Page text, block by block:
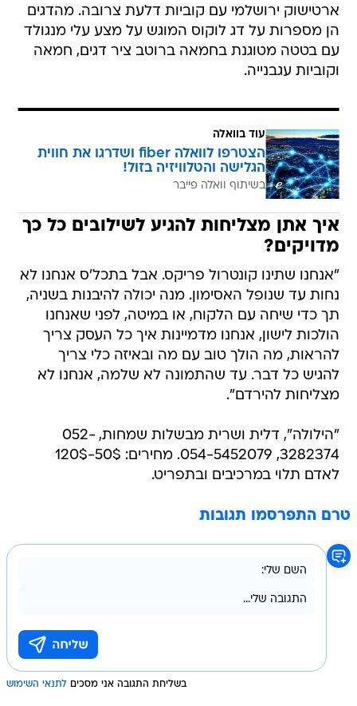
ארטישוק ירושלמי עם קוביות דלעת צרובה. מהדגים
הן מספרות על דג לוקוס המוגש על מצע עלי מנגולד
עם בטטה מטוגנת בחמאה ברוטב ציר דגים, חמאה
וקוביות עגבנייה.
עוד בוואלה
הצטרפו לוואלה fiber ושדרגו את חווית
הגלישה והטלוויזיה בזול!
בשיתוף וואלה פייבר
איך אתן מצליחות להגיע לשילובים כל כך
מדויקים?
"אנחנו שתינו קונטרול פריקס. אבל בתכל'ס אנחנו לא
נחות עד שנופל האסימון. מנה יכולה להיבנות בשניה,
תך כדי שיחה עם הלקוח, או במיטה, לפני שאנחנו
הולכות לישון, אנחנו מדמיינות איך כל העסק צריך
להראות, מה הולך טוב עם מה ובאיזה כלי צריך
להגיש כל דבר. עד שהתמונה לא שלמה, אנחנו לא
מצליחות להירדם".
"הילולה", דלית ושרית מבשלות שמחות, 052-
3282374, 054-5452079. מחירים: 50$-120$
לאדם תלוי במרכיבים ובתפריט.
טרם התפרסמו תגובות
בשליחת התגובה אני מסכים לתנאי השימוש